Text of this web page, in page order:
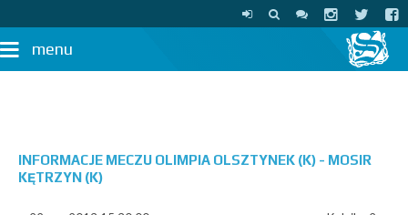
menu
INFORMACJE MECZU OLIMPIA OLSZTYNEK (K) - MOSIR
KĘTRZYN (K)